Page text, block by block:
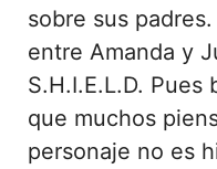
sobre sus
entre Amanda y
S.H.I.E.L.D.
que muchos
personaje no es